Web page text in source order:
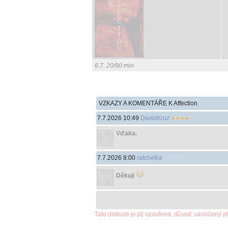
6.7. 20/90 min
VZKAZY A KOMENTÁŘE K Affection
7.7.2026 10:49 DavidKruz
Vďaka.
7.7.2026 8:00 ratchetka
Děkuji
Tato diskuze je již uzavřena, důvod: ukončený